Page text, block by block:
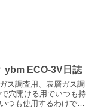
ybm ECO-3V日誌
ス調査用、表層ガス調
穴開ける用でいつも持
つも使用するわけでは